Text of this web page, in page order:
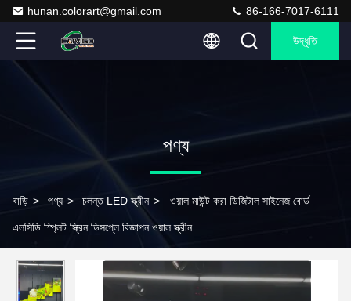
hunan.colorart@gmail.com 86-166-7017-6111
উদ্ধৃতি
পণ্য
বাড়ি > পণ্য > চলন্ত LED স্ক্রীন > ওয়াল মাউন্ট করা ডিজিটাল সাইনেজ বোর্ড
এলসিডি স্প্লিট স্ক্রিন ডিসপ্লে বিজ্ঞাপন ওয়াল স্ক্রীন